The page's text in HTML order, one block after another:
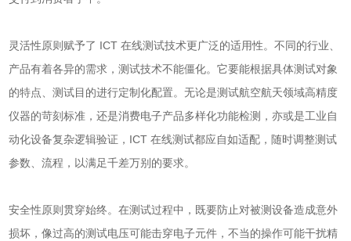
灵活性原则赋予了 ICT 在线测试技术更广泛的适用性。不同的行业、
产品有着各异的需求，测试技术不能僵化。它要能根据具体测试对象
的特点、测试目的进行定制化配置。无论是测试航空航天领域高精度
仪器的苛刻标准，还是消费电子产品多样化功能检测，亦或是工业自
动化设备复杂逻辑验证，ICT 在线测试都应自如适配，随时调整测试
参数、流程，以满足千差万别的要求。
安全性原则贯穿始终。在测试过程中，既要防止对被测设备造成意外
损坏，像过高的测试电压可能击穿电子元件，不当的操作可能干扰精